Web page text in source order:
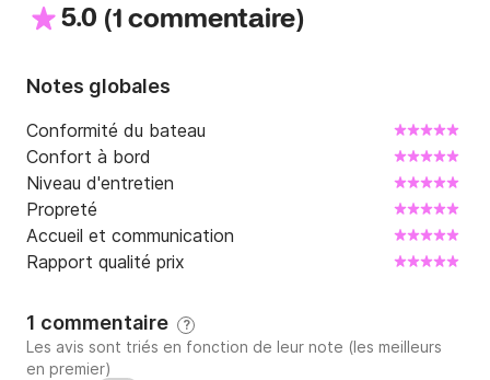
5.0 (1 commentaire)
Notes globales
Conformité du bateau
Confort à bord
Niveau d'entretien
Propreté
Accueil et communication
Rapport qualité prix
1 commentaire ?
Les avis sont triés en fonction de leur note (les meilleurs
en premier)